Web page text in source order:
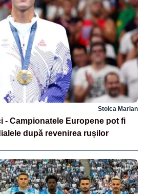
Stoica Marian
- Campionatele Europene pot fi
după revenirea rușilor